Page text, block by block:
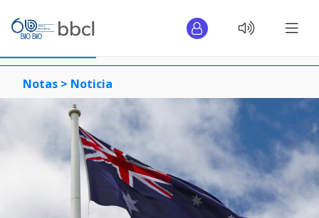
Notas > Noticia